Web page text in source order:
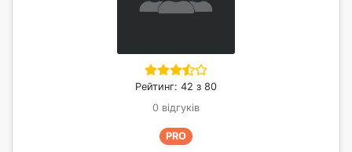
Рейтинг: 42 з 80
0 відгуків
PRO